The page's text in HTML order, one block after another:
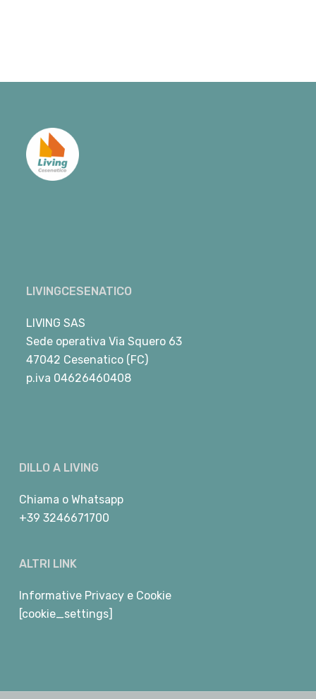
LIVINGCESENATICO
LIVING SAS
Sede operativa Via Squero 63
47042 Cesenatico (FC)
p.iva 04626460408
DILLO A LIVING
Chiama o Whatsapp
+39 3246671700
ALTRI LINK
Informative Privacy e Cookie
[cookie_settings]